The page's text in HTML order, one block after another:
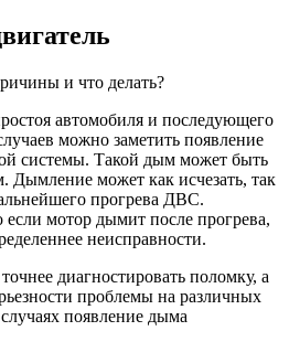
автомобиля и последующего
можно заметить появление
системы. Такой дым может быть
может как исчезать, так
прогрева ДВС.
мотор дымит после прогрева,
неисправности.
диагностировать поломку, а
проблемы на различных
появление дыма